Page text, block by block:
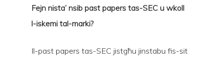
Fejn nista’ nsib past papers tas-SEC u wkoll
l-iskemi tal-marki?
Il-past papers tas-SEC jistgħu jinstabu fis-sit